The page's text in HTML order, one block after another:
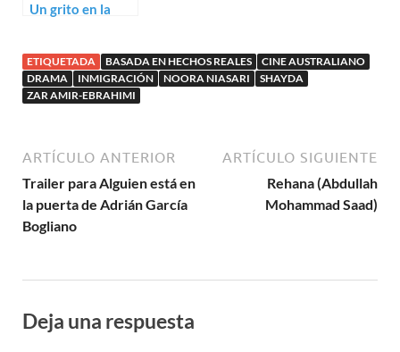
Un grito en la
ETIQUETADA BASADA EN HECHOS REALES
CINE AUSTRALIANO
DRAMA
INMIGRACIÓN NOORA NIASARI
SHAYDA
ZAR AMIR-EBRAHIMI
ARTÍCULO ANTERIOR
Trailer para Alguien está en
la puerta de Adrián García
Bogliano
ARTÍCULO SIGUIENTE
Rehana (Abdullah
Mohammad Saad)
Deja una respuesta